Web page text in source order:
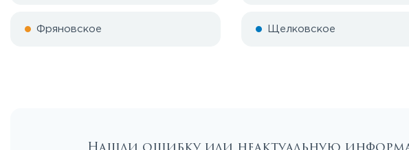
Фряновское Щелковское